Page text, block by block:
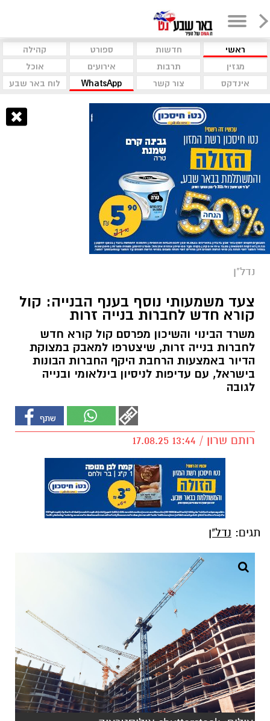
ראשי חדשות ספורט
קהילה
מגזין
תרבות אירועים
אוכל
אינדקס
צור קשר WhatsApp לוח באר שבע
נדל"ן
צעד משמעותי נוסף בענף הבנייה: קול
קורא חדש לחברות בנייה זרות
משרד הבינוי והשיכון מפרסם קול קורא חדש
לחברות בנייה זרות, שיצטרפו למאבק במצוקת
הדיור באמצעות הרחבת היקף החברות הבונות
בישראל, עם עדיפות לניסיון בינלאומי ובנייה
לגובה
רותם שרון / 13:44 17.08.25
תגים: נדל"ן